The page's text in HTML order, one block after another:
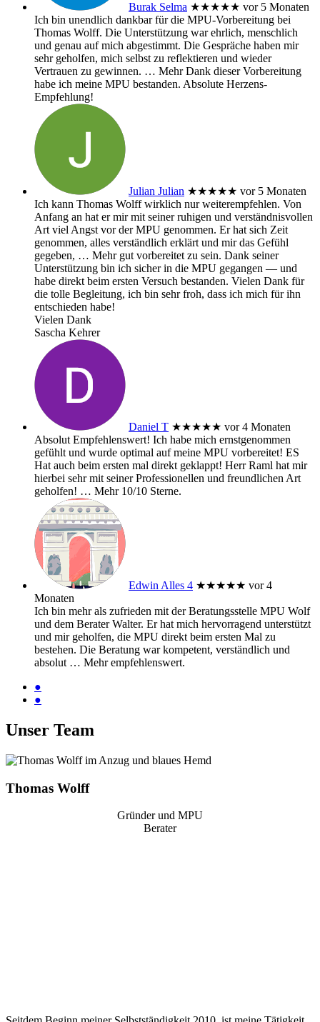
Burak Selma ★★★★★ vor 5 Monaten
Ich bin unendlich dankbar für die MPU-Vorbereitung bei
Thomas Wolff. Die Unterstützung war ehrlich, menschlich
und genau auf mich abgestimmt. Die Gespräche haben mir
sehr geholfen, mich selbst zu reflektieren und wieder
Vertrauen zu gewinnen. … MehrDank dieser Vorbereitung
habe ich meine MPU bestanden. Absolute Herzens-
Empfehlung!
Julian Julian ★★★★★ vor 5 Monaten
Ich kann Thomas Wolff wirklich nur weiterempfehlen. Von
Anfang an hat er mir mit seiner ruhigen und verständnisvollen
Art viel Angst vor der MPU genommen. Er hat sich Zeit
genommen, alles verständlich erklärt und mir das Gefühl
gegeben, … Mehrgut vorbereitet zu sein. Dank seiner
Unterstützung bin ich sicher in die MPU gegangen — und
habe direkt beim ersten Versuch bestanden. Vielen Dank für
die tolle Begleitung, ich bin sehr froh, dass ich mich für ihn
entschieden habe!
Vielen Dank
Sascha Kehrer
Daniel T ★★★★★ vor 4 Monaten
Absolut Empfehlenswert! Ich habe mich ernstgenommen
gefühlt und wurde optimal auf meine MPU vorbereitet! ES
Hat auch beim ersten mal direkt geklappt! Herr Raml hat mir
hierbei sehr mit seiner Professionellen und freundlichen Art
geholfen! … Mehr10/10 Sterne.
Edwin Alles 4 ★★★★★ vor 4
Monaten
Ich bin mehr als zufrieden mit der Beratungsstelle MPU Wolf
und dem Berater Walter. Er hat mich hervorragend unterstützt
und mir geholfen, die MPU direkt beim ersten Mal zu
bestehen. Die Beratung war kompetent, verständlich und
absolut … Mehrempfehlenswert.
●
●
Unser Team
Thomas Wolff
Gründer und MPU
Berater